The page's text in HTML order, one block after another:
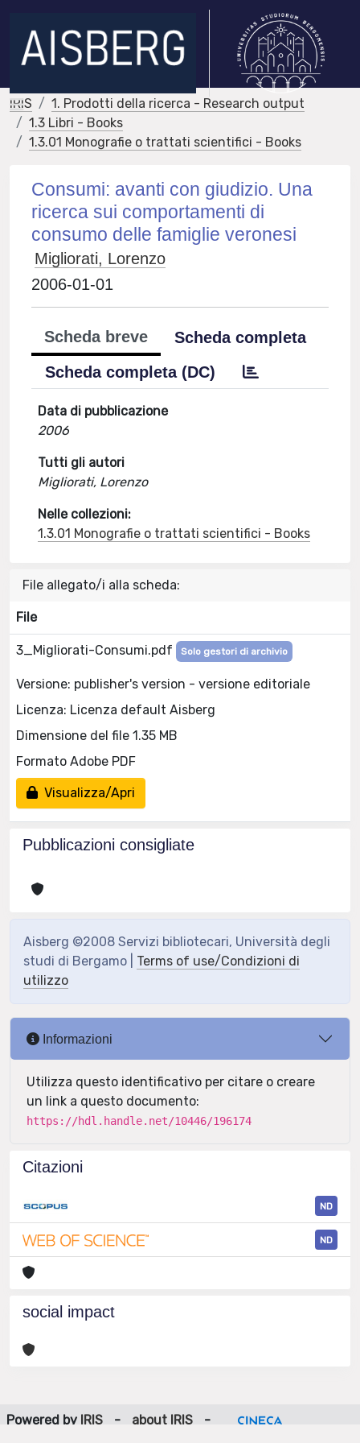
IRIS
1. Prodotti della ricerca - Research output
1.3 Libri - Books
1.3.01 Monografie o trattati scientifici - Books
Consumi: avanti con giudizio. Una
ricerca sui comportamenti di
consumo delle famiglie veronesi
Migliorati, Lorenzo
2006-01-01
Scheda breve
Scheda completa
Scheda completa (DC)
Data di pubblicazione
2006
Tutti gli autori
Migliorati, Lorenzo
Nelle collezioni:
1.3.01 Monografie o trattati scientifici - Books
File allegato/i alla scheda:
File
3_Migliorati-Consumi.pdf Solo gestori di archivio
Versione: publisher's version - versione editoriale
Licenza: Licenza default Aisberg
Dimensione del file 1.35 MB
Formato Adobe PDF
Visualizza/Apri
Pubblicazioni consigliate
Aisberg ©2008 Servizi bibliotecari, Università degli
studi di Bergamo | Terms of use/Condizioni di
utilizzo
Informazioni
Utilizza questo identificativo per citare o creare
un link a questo documento:
https://hdl.handle.net/10446/196174
Citazioni
ND
ND
social impact
Powered by IRIS - about IRIS
-